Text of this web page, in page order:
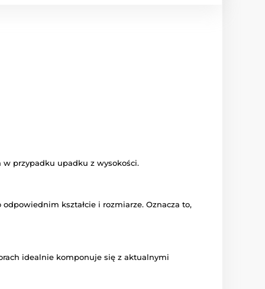
przypadku upadku z wysokości.
kształcie i rozmiarze. Oznacza to,
idealnie komponuje się z aktualnymi